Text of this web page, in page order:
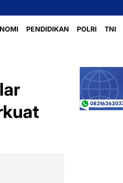
PENDIDIKAN POLRI TNI